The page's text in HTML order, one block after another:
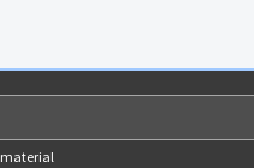
material